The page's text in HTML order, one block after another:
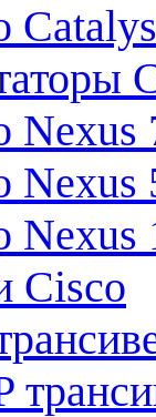
Nexus
Nexus
Nexus
Cisco